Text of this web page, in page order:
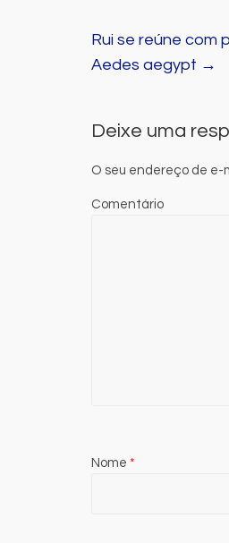
Rui se reúne com
Aedes aegypt →
Deixe uma
O seu endereço de e-
Comentário
Nome *